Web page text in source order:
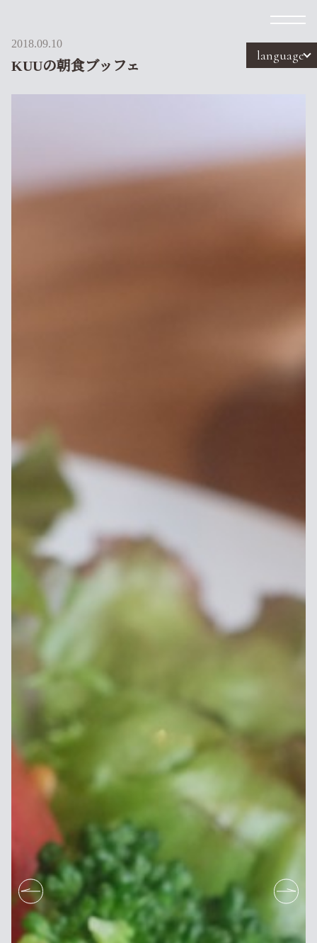
language
2018.09.10
KUUの朝食ブッフェ